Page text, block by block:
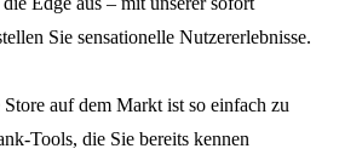
Sie sensationelle Nutzererlebnisse.
auf dem Markt ist so einfach zu
Tools, die Sie bereits kennen